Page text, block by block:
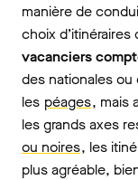
manière de
choix
vacanciers
des nationales ou
les péages, mais
les grands axes
ou noires, les
plus agréable,